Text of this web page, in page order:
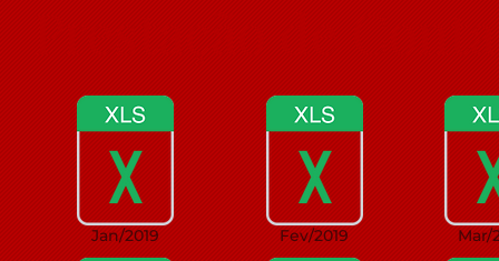
Prestação de
Jan/2019 Mar/
Fev/2019